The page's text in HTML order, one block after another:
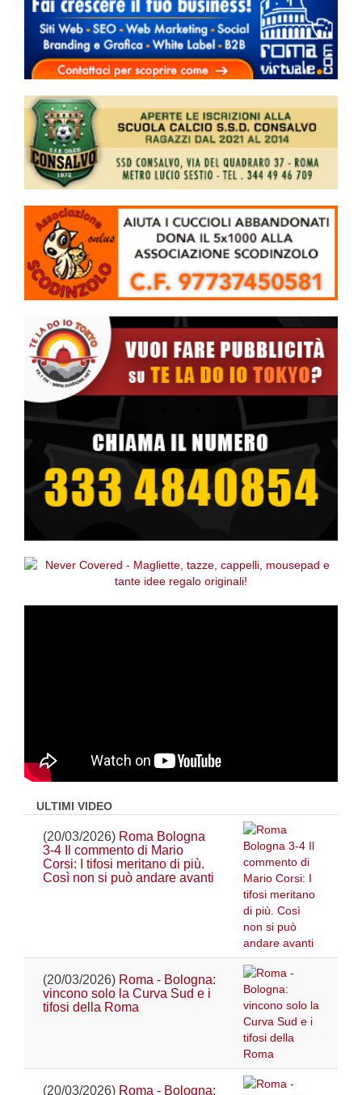
ULTIMI VIDEO
(20/03/2026) Roma Bologna
3-4 Il commento di Mario
Corsi: I tifosi meritano di più.
Così non si può andare avanti
(20/03/2026) Roma - Bologna:
vincono solo la Curva Sud e i
tifosi della Roma
(20/03/2026) Roma - Bologna: